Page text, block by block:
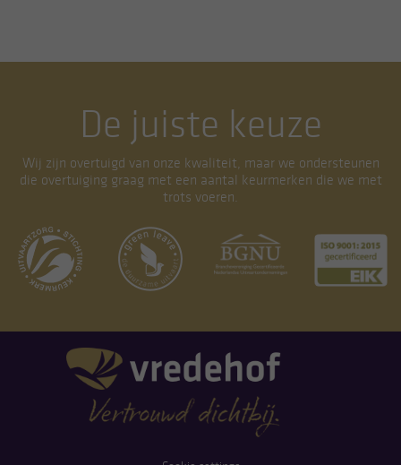
De juiste keuze
Wij zijn overtuigd van onze kwaliteit, maar we ondersteunen
die overtuiging graag met een aantal keurmerken die we met
trots voeren.